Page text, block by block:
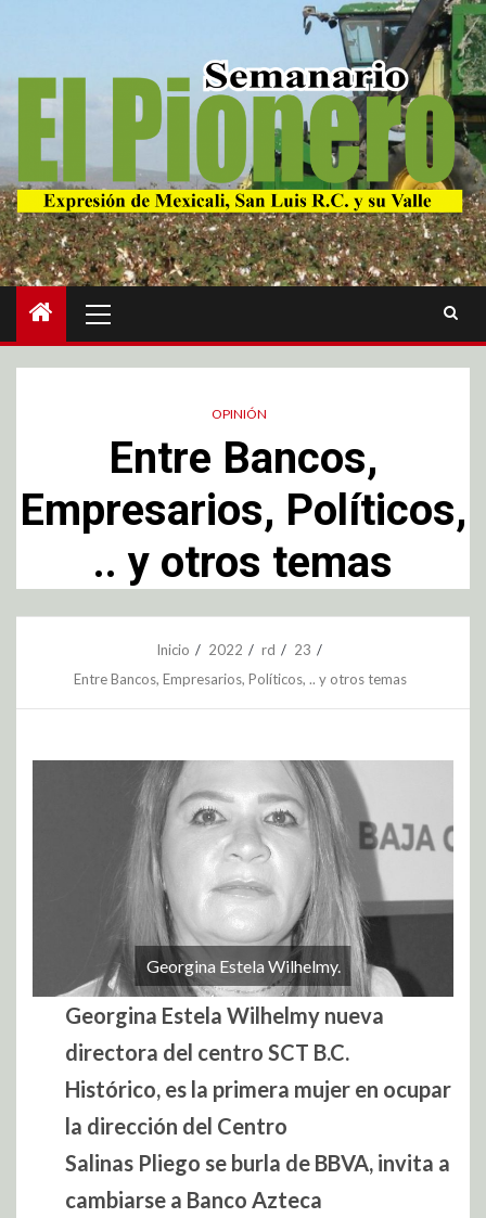
OPINIÓN
Entre Bancos,
Empresarios, Políticos,
.. y otros temas
Inicio 2022 rd
23
Entre Bancos, Empresarios, Políticos, .. y otros temas
Georgina Estela Wilhelmy.
Georgina Estela Wilhelmy nueva
directora del centro SCT B.C.
Histórico, es la primera mujer en ocupar
la dirección del Centro
Salinas Pliego se burla de BBVA, invita a
cambiarse a Banco Azteca